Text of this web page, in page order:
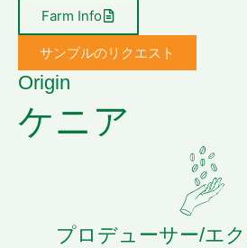
Farm Info
サンプルのリクエスト
Origin
ケニア
プロデューサー/エ